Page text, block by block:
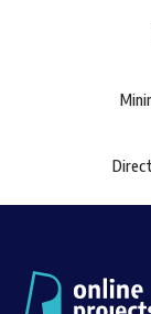
Waar ben je